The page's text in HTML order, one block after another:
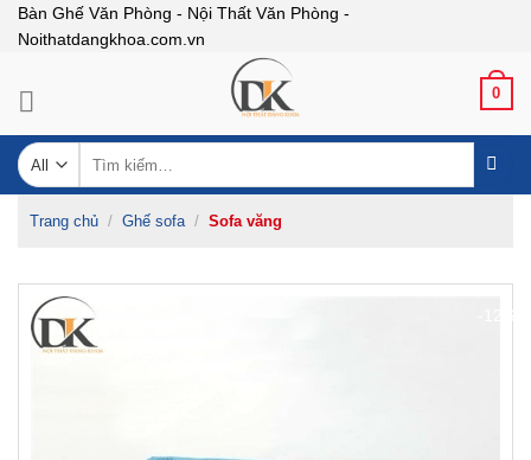
SkipBàn Ghế Văn Phòng - Nội Thất Văn Phòng -
Noithatdangkhoa.com.vn
0
kiếm:
Trang chủ / Ghế sofa / Sofa văng
-12%